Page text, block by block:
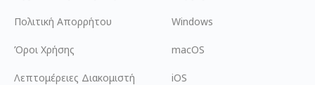
Πολιτική Απορρήτου
Όροι Χρήσης
Λεπτομέρειες Διακομιστή
Windows
macOS
iOS